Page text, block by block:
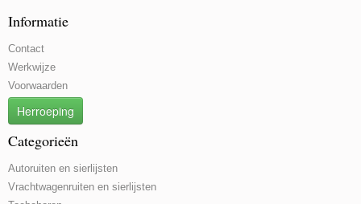
Informatie
Contact
Werkwijze
Voorwaarden
Herroeping
Categorieën
Autoruiten en sierlijsten
Vrachtwagenruiten en sierlijsten